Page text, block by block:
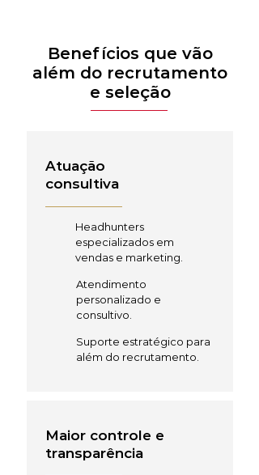
Benefícios que vão
além do recrutamento
e seleção
Atuação
consultiva
Headhunters
especializados em
vendas e marketing.
Atendimento
personalizado e
consultivo.
Suporte estratégico para
além do recrutamento.
Maior controle e
transparência